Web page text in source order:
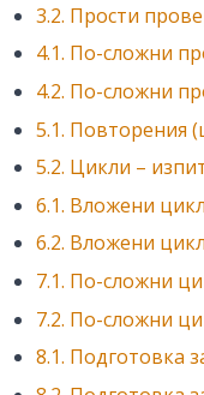
3.2. Прости
4.1. По-сложни
4.2. По-сложни
5.1. Повторения
5.2. Цикли –
6.1. Вложени
6.2. Вложени
7.1. По-сложни
7.2. По-сложни
8.1. Подготовка